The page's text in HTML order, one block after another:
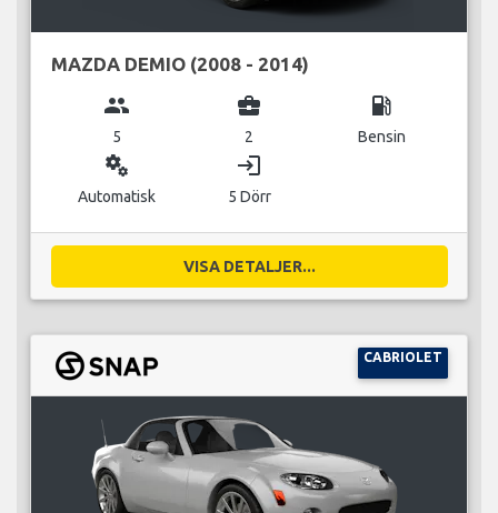
MAZDA DEMIO (2008 - 2014)
group
5
business_center
2
local_gas_station
Bensin
miscellaneous_services
Automatisk
login
5 Dörr
VISA DETALJER...
CABRIOLET